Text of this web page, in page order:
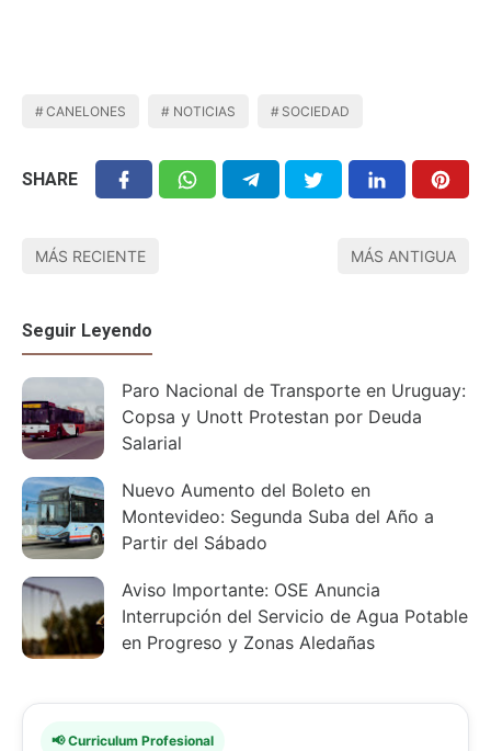
CANELONES NOTICIAS SOCIEDAD
SHARE
MÁS RECIENTE MÁS ANTIGUA
Seguir Leyendo
Paro Nacional de Transporte en Uruguay:
Copsa y Unott Protestan por Deuda
Salarial
Nuevo Aumento del Boleto en
Montevideo: Segunda Suba del Año a
Partir del Sábado
Aviso Importante: OSE Anuncia
Interrupción del Servicio de Agua Potable
en Progreso y Zonas Aledañas
📢 Curriculum Profesional